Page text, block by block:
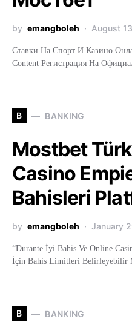
by emangboleh August
Ставки На Спорт И Казино
Content Регистрация На
B BANKING
Mostbet
Casino
Bahisleri
by emangboleh January
“Durante İyi Bahis Ve Online
İçin Bahis Limitleri Belirleyebilir
B BANKING